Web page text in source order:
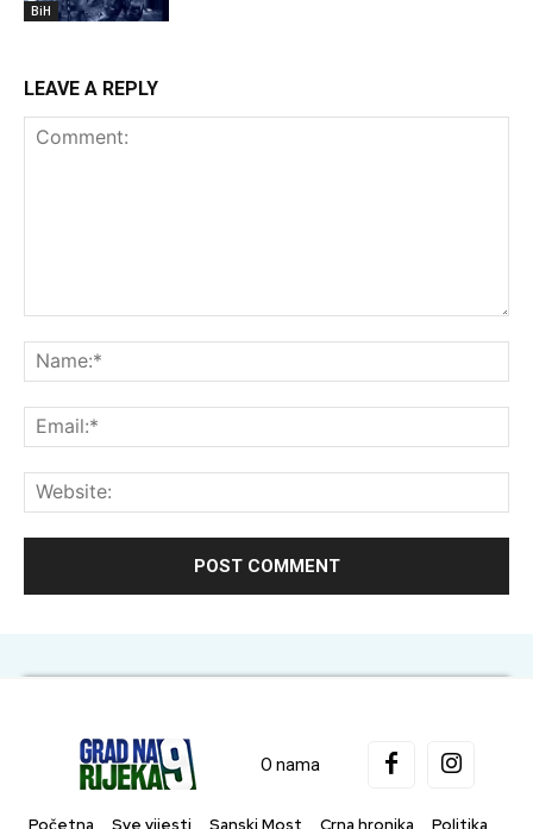
BiH
LEAVE A REPLY
O nama
Početna Sve vijesti Sanski Most Crna hronika Politika